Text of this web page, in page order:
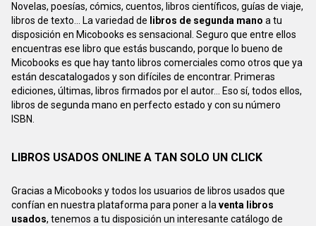
Novelas, poesías, cómics, cuentos, libros científicos, guías de viaje,
libros de texto... La variedad de libros de segunda mano a tu
disposición en Micobooks es sensacional. Seguro que entre ellos
encuentras ese libro que estás buscando, porque lo bueno de
Micobooks es que hay tanto libros comerciales como otros que ya
están descatalogados y son difíciles de encontrar. Primeras
ediciones, últimas, libros firmados por el autor... Eso sí, todos ellos,
libros de segunda mano en perfecto estado y con su número
ISBN.
LIBROS USADOS ONLINE A TAN SOLO UN CLICK
Gracias a Micobooks y todos los usuarios de libros usados que
confían en nuestra plataforma para poner a laventa libros
usados, tenemos a tu disposición un interesante catálogo de